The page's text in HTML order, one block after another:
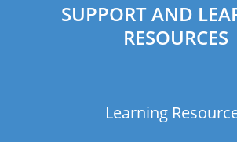
SUPPORT AND
RESOURCES
Learning